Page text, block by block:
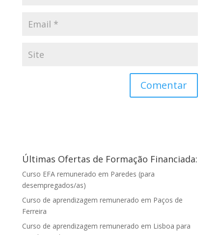
Últimas Ofertas de Formação Financiada:
Curso EFA remunerado em Paredes (para
desempregados/as)
Curso de aprendizagem remunerado em Paços de
Ferreira
Curso de aprendizagem remunerado em Lisboa para